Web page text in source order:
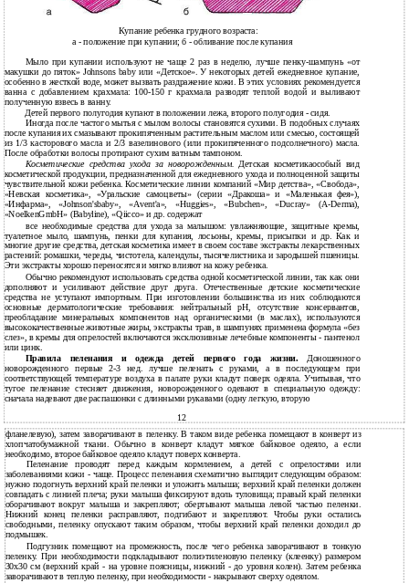
Купание ребенка грудного возраста:
а - положение при купании; б - обливание после купания
Мыло при купании используют не чаще 2 раз в неделю, лучше пенку-шампунь «от
макушки до пяток» Johnsons baby или «Детское». У некоторых детей ежедневное купание,
особенно в жесткой воде, может вызвать раздражение кожи. В этих условиях рекомендуется
ванна с добавлением крахмала: 100-150 г крахмала разводят теплой водой и выливают
полученную взвесь в ванну.
Детей первого полугодия купают в положении лежа, второго полугодия - сидя.
Иногда после частого мытья с мылом волосы становятся сухими. В подобных случаях
после купания их смазывают прокипяченным растительным маслом или смесью, состоящей
из 1/3 касторового масла и 2/3 вазелинового (или прокипяченного подсолнечного) масла.
После обработки волосы протирают сухим ватным тампоном.
Косметические средства ухода за новорожденным.Детская косметикаособый вид
косметической продукции, предназначенной для ежедневного ухода и полноценной защиты
чувствительной кожи ребенка. Косметические линии компаний «Мир детства», «Свобода»,
«Невская косметика», «Уральские самоцветы» (серии «Дракоша» и «Маленькая фея»),
«Инфарма», «Johnson'sbaby», «Avent'a», «Huggies», «Bubchen», «Ducray» (A-Derma),
«NoelkenGmbH» (Babyline), «Qiicco» и др. содержат
все необходимые средства для ухода за малышом: увлажняющие, защитные кремы,
туалетное мыло, шампунь, пенки для купания, лосьоны, кремы, присыпки и др. Как и
многие другие средства, детская косметика имеет в своем составе экстракты лекарственных
растений: ромашки, череды, чистотела, календулы, тысячелистника и зародышей пшеницы.
Эти экстракты хорошо переносятся и мягко влияют на кожу ребенка.
Обычно рекомендуют использовать средства одной косметической линии, так как они
дополняют и усиливают действие друг друга. Отечественные детские косметические
средства не уступают импортным. При изготовлении большинства из них соблюдаются
основные дерматологические требования: нейтральный рН, отсутствие консервантов,
преобладание минеральных компонентов над органическими (в маслах), используются
высококачественные животные жиры, экстракты трав, в шампунях применена формула «без
слез», в кремы для опрелостей включаются эксклюзивные лечебные компоненты - пантенол
или цинк.
Правила пеленания и одежда детей первого года жизни. Доношенного
новорожденного первые2-3 нед. лучше пеленать с руками, а в последующем при
соответствующей температуре воздуха в палате руки кладут поверх одеяла. Учитывая, что
тугое пеленание стесняет движения, новорожденного одевают в специальную одежду:
сначала надевают две распашонки с длинными рукавами (одну легкую, вторую
12
фланелевую), затем заворачивают в пеленку. В таком виде ребенка помещают в конверт из
хлопчатобумажной ткани. Обычно в конверт кладут мягкое байковое одеяло, а если
необходимо, второе байковое одеяло кладут поверх конверта.
Пеленание проводят перед каждым кормлением, а детей с опрелостями или
заболеваниями кожи - чаще. Процесс пеленания схематично выглядит следующим образом:
нужно подогнуть верхний край пеленки и уложить малыша; верхний край пеленки должен
совпадать с линией плеча; руки малыша фиксируют вдоль туловища; правый край пеленки
оборачивают вокруг малыша и закрепляют; обертывают малыша левой частью пеленки.
Нижний конец пеленки расправляют, подгибают и закрепляют. Чтобы руки остались
свободными, пеленку опускают таким образом, чтобы верхний край пеленки доходил до
подмышек.
Подгузник помещают на промежность, после чего ребенка заворачивают в тонкую
пеленку. При необходимости подкладывают полиэтиленовую пеленку (клеенку) размером
30x30 см (верхний край - на уровне поясницы, нижний - до уровня колен). Затем ребенка
заворачивают в теплую пеленку, при необходимости - накрывают сверху одеялом.